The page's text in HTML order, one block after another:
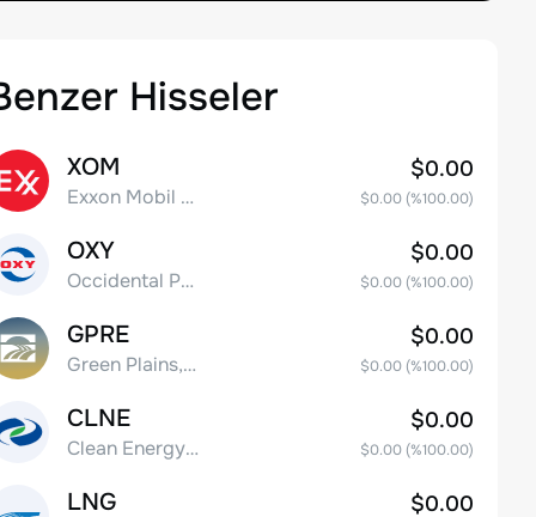
Hisseler
XOM
Exxon Mobil Corporation
$0.00
$0.00(%100.00)
OXY
Occidental Petroleum Corporation
$0.00
$0.00(%100.00)
GPRE
Green Plains, Inc.
$0.00
$0.00(%100.00)
CLNE
Clean Energy Fuels Corp.
$0.00
$0.00(%100.00)
LNG $0.00